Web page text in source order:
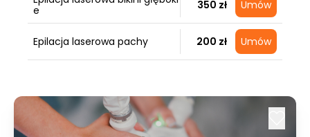
e
350 zł Umów
Epilacja laserowa pachy 200 zł Umów